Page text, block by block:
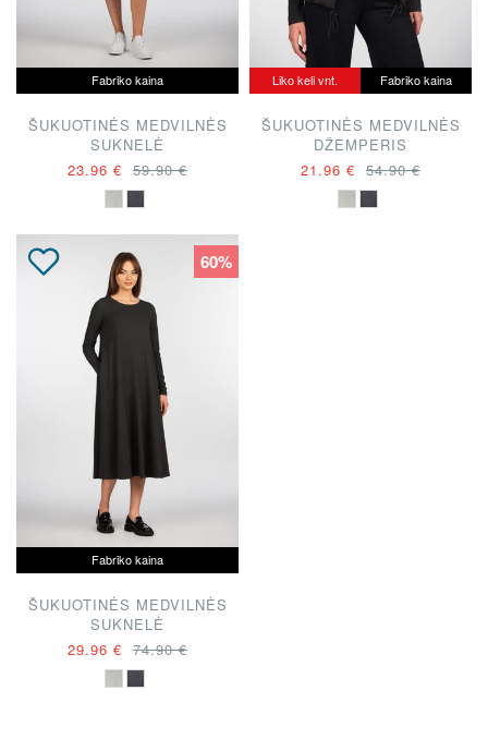
Fabriko kaina
ŠUKUOTINĖS MEDVILNĖS
SUKNELĖ
23.96 € 59.90 €
Liko keli vnt. Fabriko kaina
ŠUKUOTINĖS MEDVILNĖS
DŽEMPERIS
21.96 € 54.90 €
60%
Fabriko kaina
ŠUKUOTINĖS MEDVILNĖS
SUKNELĖ
29.96 € 74.90 €